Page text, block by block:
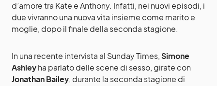
d’amore tra Kate e Anthony. Infatti, nei nuovi episodi, i
due vivranno una nuova vita insieme come marito e
moglie, dopo il finale della seconda stagione.
In una recente intervista al Sunday Times,Simone
Ashleyha parlato delle scene di sesso, girate con
Jonathan Bailey, durante la seconda stagione di